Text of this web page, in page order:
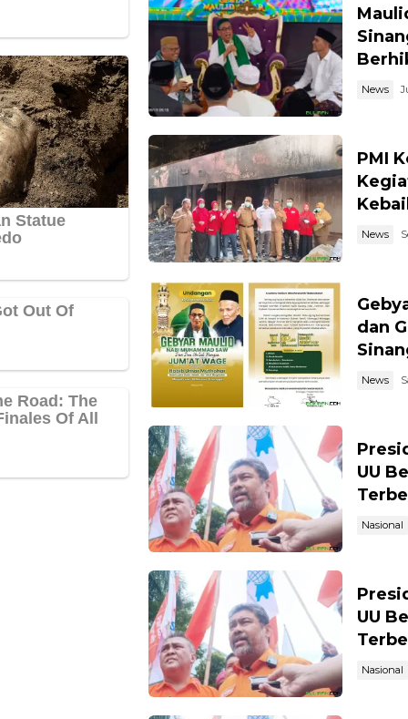
News
PMI
News
dan
News
UU
Nasional
UU
Nasional